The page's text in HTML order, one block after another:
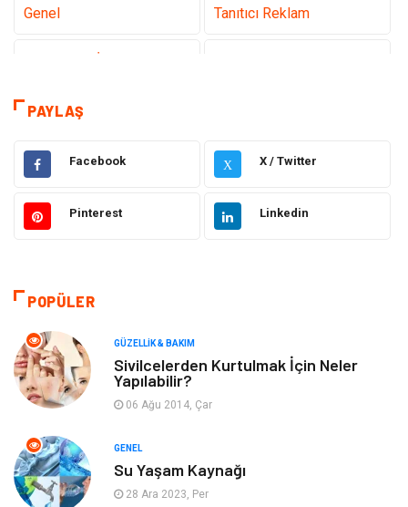
Genel Tanıtıcı Reklam
Eğitim & Kariyer
Gündem Hukuk
Moda Sağlıklı Yaşam
Bilgisayar & Yazılım
Makine
Giyim
Yeme & İçme
Keyif & Hobi Organizasyon
PAYLAŞ
Facebook X X / Twitter
Pinterest Linkedin
POPÜLER
GÜZELLIK & BAKIM
Sivilcelerden Kurtulmak İçin Neler
Yapılabilir?
06 Ağu 2014, Çar
GENEL
Su Yaşam Kaynağı
28 Ara 2023, Per